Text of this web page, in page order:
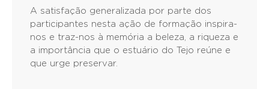
A satisfação generalizada por parte dos
participantes nesta ação de formação inspira-
nos e traz-nos à memória a beleza, a riqueza e
a importância que o estuário do Tejo reúne e
que urge preservar.